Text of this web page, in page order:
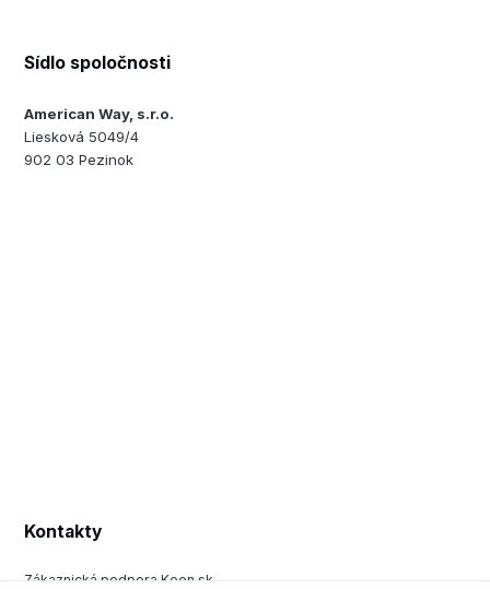
Sídlo spoločnosti
American Way, s.r.o.
Liesková 5049/4
902 03 Pezinok
Kontakty
Zákaznická podpora Keen.sk